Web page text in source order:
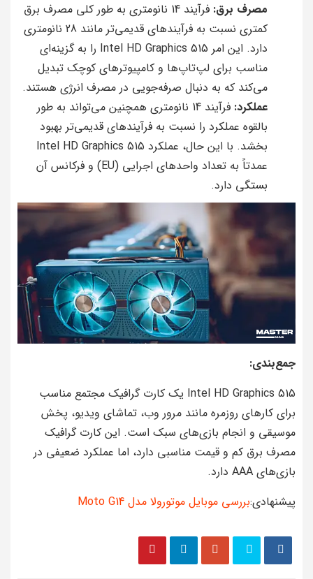
مصرف برق:
فرآیند 14 نانومتری به طور کلی مصرف برق
کمتری نسبت به فرآیندهای قدیمی‌تر مانند 28 نانومتری
دارد. این امر Intel HD Graphics 515 را به گزینه‌ای
مناسب برای لپ‌تاپ‌ها و کامپیوترهای کوچک تبدیل
می‌کند که به دنبال صرفه‌جویی در مصرف انرژی هستند.
عملکرد:
فرآیند 14 نانومتری همچنین می‌تواند به طور
بالقوه عملکرد را نسبت به فرآیندهای قدیمی‌تر بهبود
بخشد. با این حال، عملکرد Intel HD Graphics 515
عمدتاً به تعداد واحدهای اجرایی (EU) و فرکانس آن
بستگی دارد.
جمع‌بندی:
Intel HD Graphics 515 یک کارت گرافیک مجتمع مناسب
برای کارهای روزمره مانند مرور وب، تماشای ویدیو، پخش
موسیقی و انجام بازی‌های سبک است. این کارت گرافیک
مصرف برق کم و قیمت مناسبی دارد، اما عملکرد ضعیفی در
بازی‌های AAA دارد.
پیشنهادی:بررسی موبایل موتورولا مدل Moto G14